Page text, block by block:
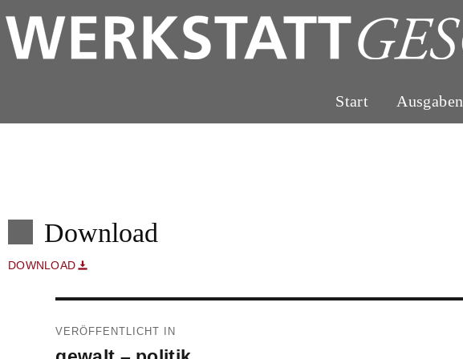
Start Ausgaben
Download
DOWNLOAD
VERÖFFENTLICHT IN